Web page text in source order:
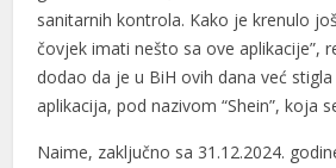
sanitarnih kontrola. Kako je krenulo
čovjek imati nešto sa ove aplikacije”,
dodao da je u BiH ovih dana već
aplikacija, pod nazivom “Shein”, koja
Naime, zaključno sa 31.12.2024.